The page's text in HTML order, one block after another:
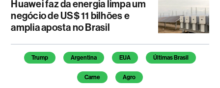
Huawei faz da energia limpa um
negócio de US$ 11 bilhões e
amplia aposta no Brasil
Temas deste artigo
Trump Argentina EUA Últimas Brasil
Carne Agro